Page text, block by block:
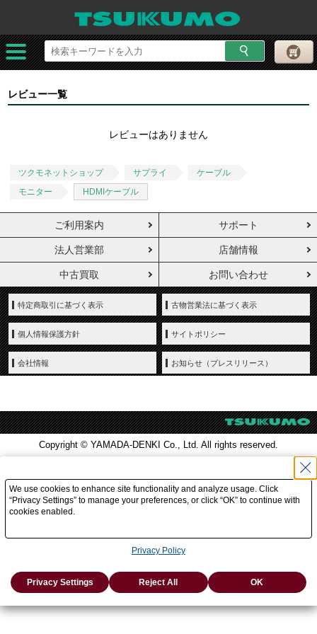
レビュー一覧
レビューはありません
ツクモネットショップ サプライ
ケーブル
モニター
HDMIケーブル
ご利用案内 サポート
法人営業部 店舗情報
中古買取 お問い合わせ
特定商取引に基づく表示 古物営業法に基づく表示
個人情報保護方針 サイトポリシー
会社情報 お知らせ（プレスリリース）
Copyright © YAMADA-DENKI Co., Ltd. All rights reserved.
We use cookies to enhance site functionality and analyze usage. Click
“Privacy Settings” to manage your preferences, or click “OK” to continue with
cookies enabled.
Privacy Policy
Privacy Settings Reject All OK